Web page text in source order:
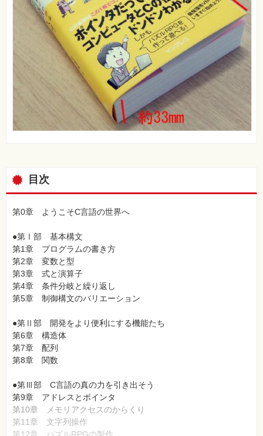
目次
第0章 ようこそC言語の世界へ
●第Ⅰ部 基本構文
第1章 プログラムの書き方
第2章 変数と型
第3章 式と演算子
第4章 条件分岐と繰り返し
第5章 制御構文のバリエーション
●第Ⅱ部 開発をより便利にする機能たち
第6章 構造体
第7章 配列
第8章 関数
●第Ⅲ部 C言語の真の力を引き出そう
第9章 アドレスとポインタ
第10章 メモリアクセスのからくり
第11章 文字列操作